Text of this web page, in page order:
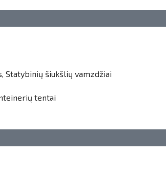
Statybinių šiukšlių vamzdžiai
tentai